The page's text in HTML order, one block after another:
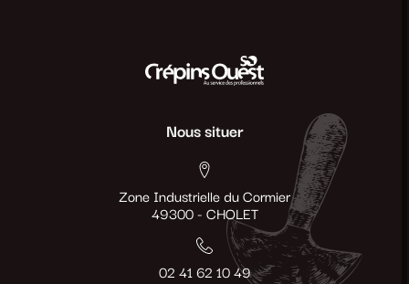
Nous situer
Zone Industrielle du Cormier
49300 - CHOLET
02 41 62 10 49